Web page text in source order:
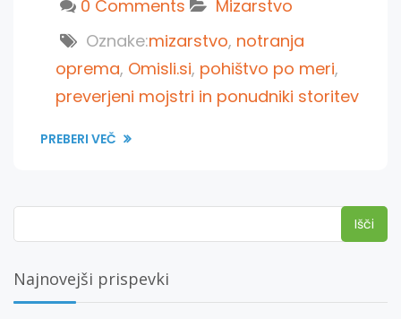
0 Comments
Mizarstvo
Oznake:mizarstvo, notranja
oprema, Omisli.si, pohištvo po meri,
preverjeni mojstri in ponudniki storitev
PREBERI VEČ
Najnovejši prispevki